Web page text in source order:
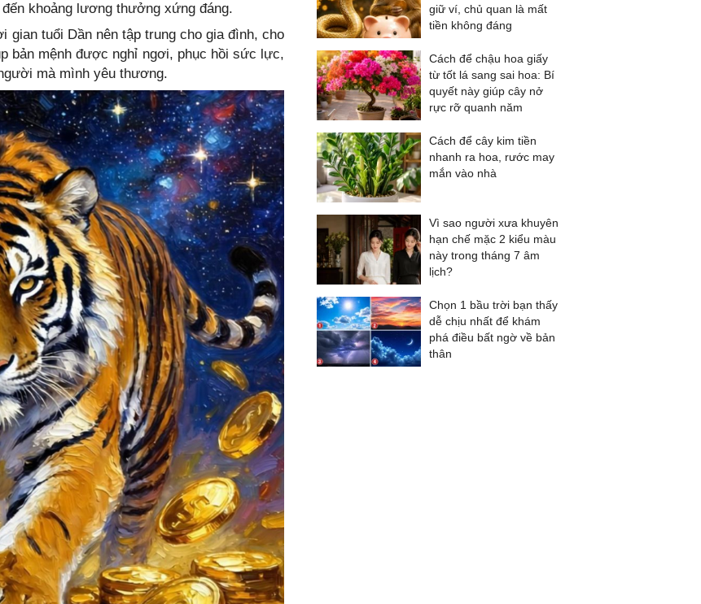
khoảng lương thưởng xứng đáng.
gian tuổi Dần nên tập trung cho gia đình, cho
bản mệnh được nghỉ ngơi, phục hồi sức lực,
mà mình yêu thương.
giữ ví, chủ quan là mất
tiền không đáng
Cách để chậu hoa giấy
từ tốt lá sang sai hoa: Bí
quyết này giúp cây nở
rực rỡ quanh năm
Cách để cây kim tiền
nhanh ra hoa, rước may
mắn vào nhà
Vì sao người xưa khuyên
hạn chế mặc 2 kiểu màu
này trong tháng 7 âm
lịch?
Chọn 1 bầu trời bạn thấy
dễ chịu nhất để khám
phá điều bất ngờ về bản
thân